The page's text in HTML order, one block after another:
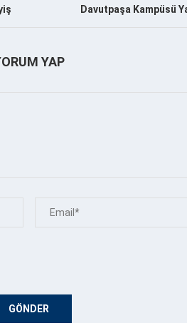
Davutpaşa Kampüsü
YAP